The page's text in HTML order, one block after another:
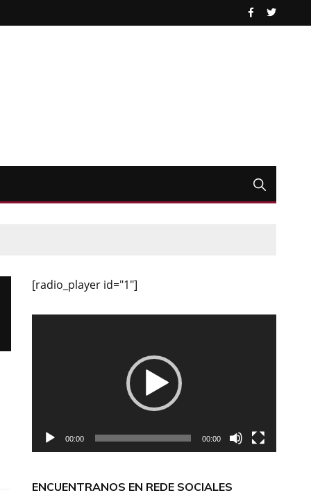
[radio_player id="1"]
00:00 00:00
ENCUENTRANOS EN REDE SOCIALES